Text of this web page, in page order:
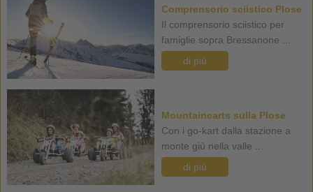
Comprensorio sciistico Plose
Il comprensorio sciistico per
famiglie sopra Bressanone ...
di più
Mountaincarts sulla Plose
Con i go-kart dalla stazione a
monte giù nella valle ...
di più